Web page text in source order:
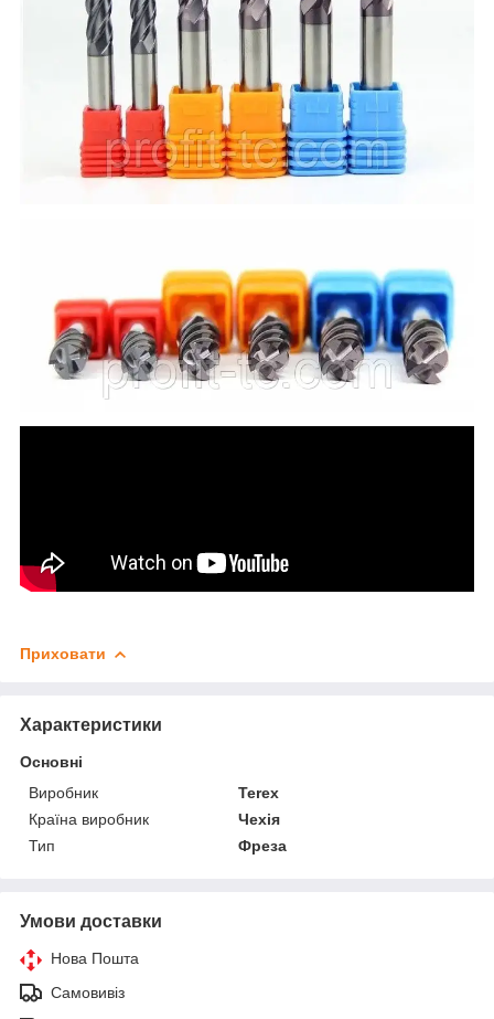
Приховати
Характеристики
Основні
Виробник
Terex
Країна виробник
Чехія
Тип
Фреза
Умови доставки
Нова Пошта
Самовивіз